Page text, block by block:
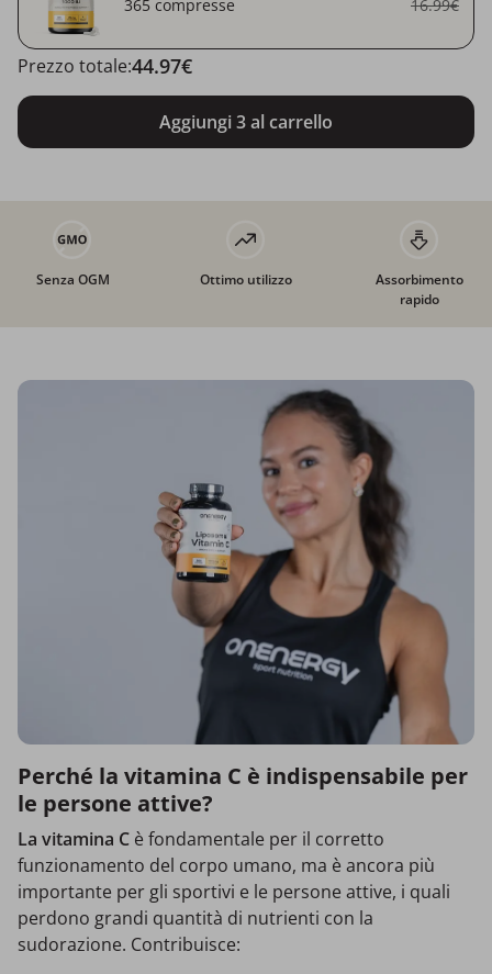
365 compresse 16.99€
Aggiungi 3 al carrello
Prezzo totale:44.97€
Senza OGM Ottimo utilizzo
Assorbimento
rapido
Perché la vitamina C è indispensabile per
le persone attive?
La vitamina C è fondamentale per il corretto
funzionamento del corpo umano, ma è ancora più
importante per gli sportivi e le persone attive, i quali
perdono grandi quantità di nutrienti con la
sudorazione. Contribuisce: